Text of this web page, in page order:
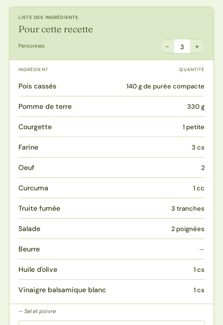
LISTE DES INGRÉDIENTS
Pour cette recette
Personnes − 3 +
INGRÉDIENT QUANTITÉ
Pois cassés 140 g de purée compacte
Pomme de terre 330 g
Courgette 1 petite
Farine 3 cs
Oeuf 2
Curcuma 1 cc
Truite fumée 3 tranches
Salade 2 poignées
Beurre —
Huile d'olive 1 cs
Vinaigre balsamique blanc 1 cs
Sel et poivre